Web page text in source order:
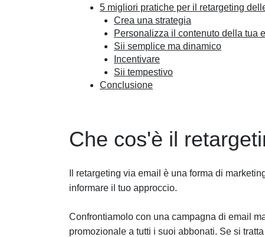
5 migliori pratiche per il retargeting
Crea una strategia
Personalizza il contenuto della tua
Sii semplice ma dinamico
Incentivare
Sii tempestivo
Conclusione
Che cos'è il
Il retargeting via email è una forma di
informare il tuo approccio.
Confrontiamolo con una campagna di email
promozionale a tutti i suoi abbonati. Se si